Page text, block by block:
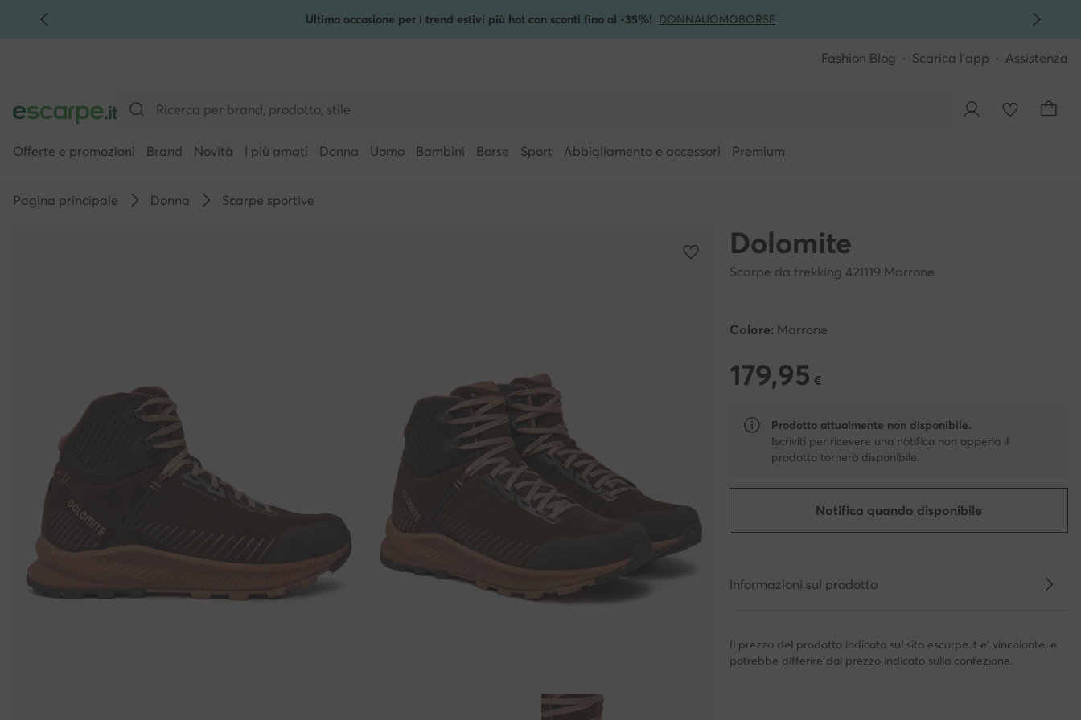
VAI AL CONTENUTO PRINCIPALE Ultima occasione per i trend estivi più hot con sconti fino al -35%! DONNAUOMOBORSE
Fashion Blog Scarica l'app Assistenza
Offerte e promozioni Brand Novità I più amati Donna Uomo Bambini Borse Sport Abbigliamento e accessori Premium
Pagina principale Donna Scarpe sportive
Dolomite
Scarpe da trekking 421119 Marrone
Colore: Marrone
179,95 €
179,95 €
Prodotto attualmente non disponibile.
Iscriviti per ricevere una notifica non appena il
prodotto tornerà disponibile.
Notifica quando disponibile
Informazioni sul prodotto
Il prezzo del prodotto indicato sul sito escarpe.it e' vincolante, e
potrebbe differire dal prezzo indicato sulla confezione.